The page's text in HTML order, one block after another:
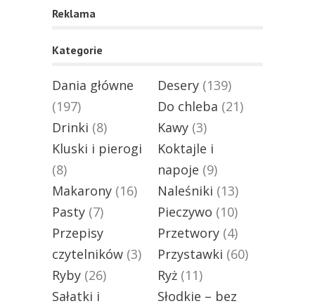
Reklama
Kategorie
Dania główne
(197)
Desery (139)
Do chleba (21)
Drinki (8) Kawy (3)
Kluski i pierogi
(8)
Koktajle i
napoje (9)
Makarony (16) Naleśniki (13)
Pasty (7) Pieczywo (10)
Przepisy
czytelników (3)
Przetwory (4)
Przystawki (60)
Ryby (26) Ryż (11)
Sałatki i
Słodkie – bez